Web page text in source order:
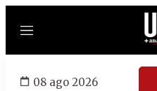
Menú
08 ago 2026